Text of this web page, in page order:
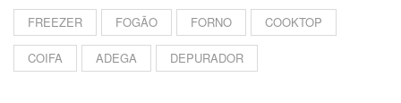
FREEZER FOGÃO FORNO COOKTOP
COIFA ADEGA DEPURADOR